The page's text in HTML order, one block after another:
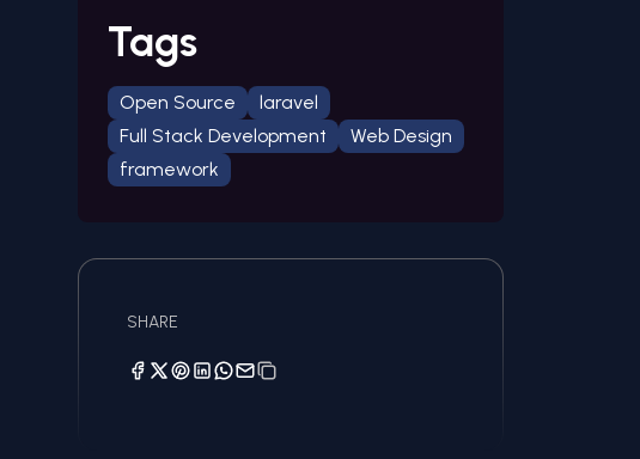
Tags
Open Source
laravel
Full Stack Development
Web Design
framework
SHARE